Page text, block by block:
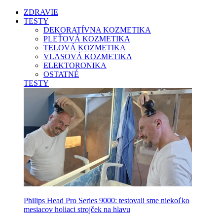
ZDRAVIE
TESTY
DEKORATÍVNA KOZMETIKA
PLEŤOVÁ KOZMETIKA
TELOVÁ KOZMETIKA
VLASOVÁ KOZMETIKA
ELEKTORONIKA
OSTATNÉ
TESTY
Philips Head Pro Series 9000: testovali sme niekoľko
mesiacov holiaci strojček na hlavu